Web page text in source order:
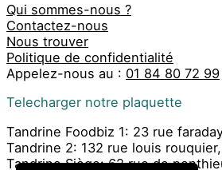
Qui sommes-nous ?
Contactez-nous
Nous trouver
Politique de confidentialité
Appelez-nous au : 01 84 80 72 99
Telecharger notre plaquette
Tandrine Foodbiz 1: 23 rue
Tandrine 2: 132 rue louis
Tandrine Siège: 62 rue de